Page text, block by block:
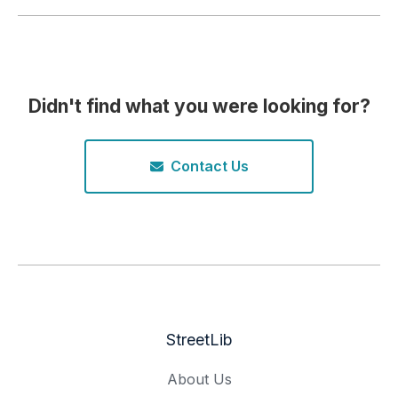
Didn't find what you were looking for?
Contact Us
StreetLib
About Us